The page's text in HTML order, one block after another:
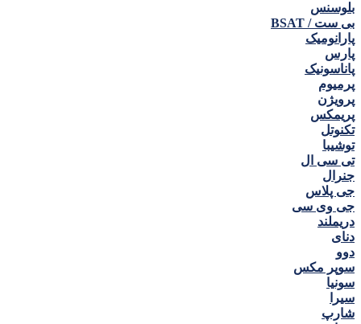
بلوسنس
بی ست / BSAT
پارانومیک
پارس
پاناسونیک
پرمیوم
پرویژن
پریمکس
تکنوتل
توشیبا
تی سی ال
جنرال
جی پلاس
جی وی سی
دریملند
دنای
دوو
سوپر مکس
سونیا
سیرا
شارپ